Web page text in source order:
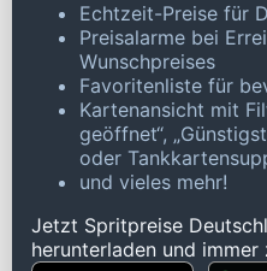
Echtzeit-Preise für
Preisalarme bei
Wunschpreises
Favoritenliste für
Kartenansicht mit
geöffnet“,
oder
und vieles mehr!
Jetzt Spritpreise
herunterladen und